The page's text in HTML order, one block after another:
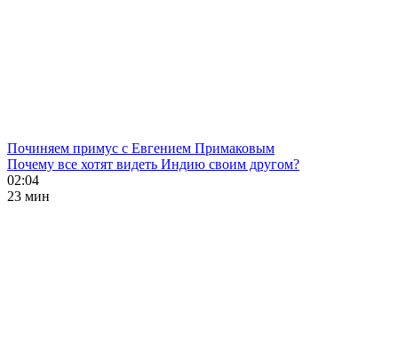
Починяем примус с Евгением Примаковым
Почему все хотят видеть Индию своим другом?
02:04
23 мин